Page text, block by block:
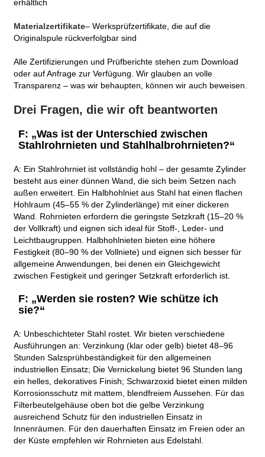
erhältlich
Materialzertifikate– Werksprüfzertifikate, die auf die
Originalspule rückverfolgbar sind
Alle Zertifizierungen und Prüfberichte stehen zum Download
oder auf Anfrage zur Verfügung. Wir glauben an volle
Transparenz – was wir behaupten, können wir auch beweisen.
Drei Fragen, die wir oft beantworten
F: „Was ist der Unterschied zwischen
Stahlrohrnieten und Stahlhalbrohrnieten?“
A: Ein Stahlrohrniet ist vollständig hohl – der gesamte Zylinder
besteht aus einer dünnen Wand, die sich beim Setzen nach
außen erweitert. Ein Halbhohlniet aus Stahl hat einen flachen
Hohlraum (45–55 % der Zylinderlänge) mit einer dickeren
Wand. Rohrnieten erfordern die geringste Setzkraft (15–20 %
der Vollkraft) und eignen sich ideal für Stoff-, Leder- und
Leichtbaugruppen. Halbhohlnieten bieten eine höhere
Festigkeit (80–90 % der Vollniete) und eignen sich besser für
allgemeine Anwendungen, bei denen ein Gleichgewicht
zwischen Festigkeit und geringer Setzkraft erforderlich ist.
F: „Werden sie rosten? Wie schütze ich
sie?“
A: Unbeschichteter Stahl rostet. Wir bieten verschiedene
Ausführungen an: Verzinkung (klar oder gelb) bietet 48–96
Stunden Salzsprühbeständigkeit für den allgemeinen
industriellen Einsatz; Die Vernickelung bietet 96 Stunden lang
ein helles, dekoratives Finish; Schwarzoxid bietet einen milden
Korrosionsschutz mit mattem, blendfreiem Aussehen. Für das
Filterbeutelgehäuse oben bot die gelbe Verzinkung
ausreichend Schutz für den industriellen Einsatz in
Innenräumen. Für den dauerhaften Einsatz im Freien oder an
der Küste empfehlen wir Rohrnieten aus Edelstahl.